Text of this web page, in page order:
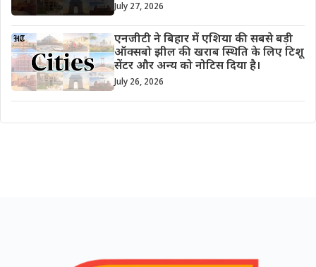
July 27, 2026
एनजीटी ने बिहार में एशिया की सबसे बड़ी
ऑक्सबो झील की खराब स्थिति के लिए टिशू
सेंटर और अन्य को नोटिस दिया है।
July 26, 2026